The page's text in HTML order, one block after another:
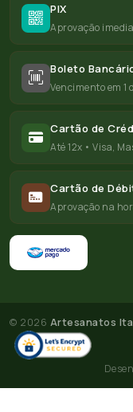
PIX
Aprovação
Boleto
Vencimento em 1
Cartão de
Até 12x • Visa,
Cartão de
Aprovação na
© 2026 Artesanatos